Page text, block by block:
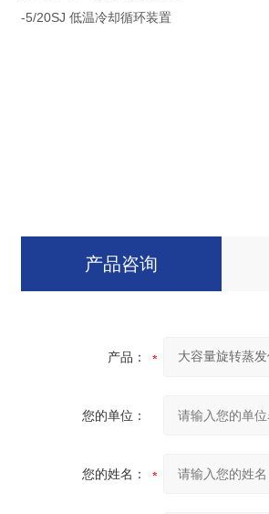
-5/20SJ 低温冷却循环装置
产品咨询
产品：
您的单位：
您的姓名：